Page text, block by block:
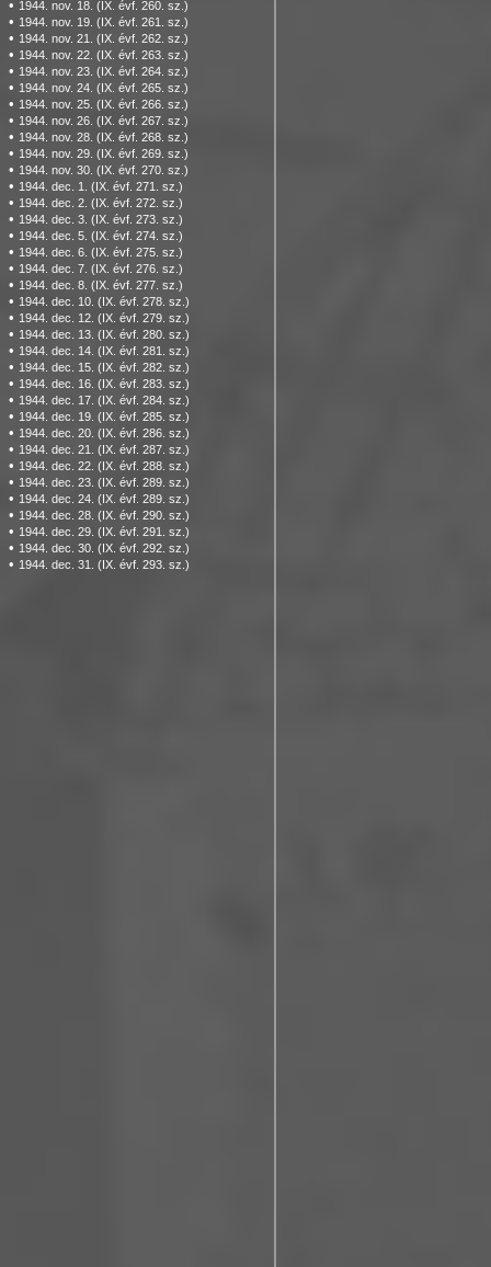
• 1944. nov. 18. (IX. évf. 260. sz.)
• 1944. nov. 19. (IX. évf. 261. sz.)
• 1944. nov. 21. (IX. évf. 262. sz.)
• 1944. nov. 22. (IX. évf. 263. sz.)
• 1944. nov. 23. (IX. évf. 264. sz.)
• 1944. nov. 24. (IX. évf. 265. sz.)
• 1944. nov. 25. (IX. évf. 266. sz.)
• 1944. nov. 26. (IX. évf. 267. sz.)
• 1944. nov. 28. (IX. évf. 268. sz.)
• 1944. nov. 29. (IX. évf. 269. sz.)
• 1944. nov. 30. (IX. évf. 270. sz.)
• 1944. dec. 1. (IX. évf. 271. sz.)
• 1944. dec. 2. (IX. évf. 272. sz.)
• 1944. dec. 3. (IX. évf. 273. sz.)
• 1944. dec. 5. (IX. évf. 274. sz.)
• 1944. dec. 6. (IX. évf. 275. sz.)
• 1944. dec. 7. (IX. évf. 276. sz.)
• 1944. dec. 8. (IX. évf. 277. sz.)
• 1944. dec. 10. (IX. évf. 278. sz.)
• 1944. dec. 12. (IX. évf. 279. sz.)
• 1944. dec. 13. (IX. évf. 280. sz.)
• 1944. dec. 14. (IX. évf. 281. sz.)
• 1944. dec. 15. (IX. évf. 282. sz.)
• 1944. dec. 16. (IX. évf. 283. sz.)
• 1944. dec. 17. (IX. évf. 284. sz.)
• 1944. dec. 19. (IX. évf. 285. sz.)
• 1944. dec. 20. (IX. évf. 286. sz.)
• 1944. dec. 21. (IX. évf. 287. sz.)
• 1944. dec. 22. (IX. évf. 288. sz.)
• 1944. dec. 23. (IX. évf. 289. sz.)
• 1944. dec. 24. (IX. évf. 289. sz.)
• 1944. dec. 28. (IX. évf. 290. sz.)
• 1944. dec. 29. (IX. évf. 291. sz.)
• 1944. dec. 30. (IX. évf. 292. sz.)
• 1944. dec. 31. (IX. évf. 293. sz.)